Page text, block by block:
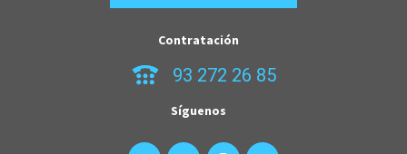
Contratación
93 272 26 85
Síguenos